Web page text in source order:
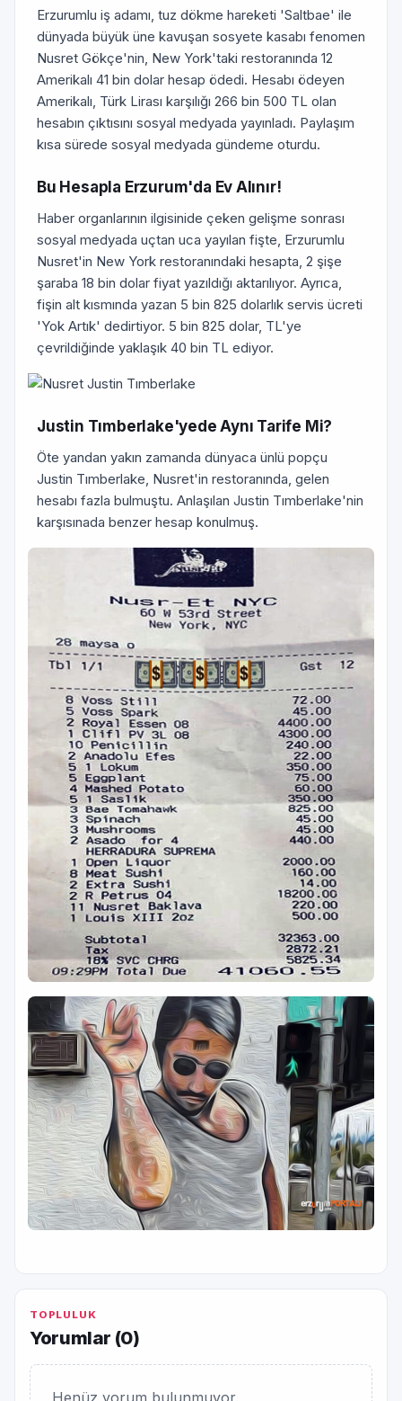
Erzurumlu iş adamı, tuz dökme hareketi 'Saltbae' ile
dünyada büyük üne kavuşan sosyete kasabı fenomen
Nusret Gökçe'nin, New York'taki restoranında 12
Amerikalı 41 bin dolar hesap ödedi. Hesabı ödeyen
Amerikalı, Türk Lirası karşılığı 266 bin 500 TL olan
hesabın çıktısını sosyal medyada yayınladı. Paylaşım
kısa sürede sosyal medyada gündeme oturdu.
Bu Hesapla Erzurum'da Ev Alınır!
Haber organlarının ilgisinide çeken gelişme sonrası
sosyal medyada uçtan uca yayılan fişte, Erzurumlu
Nusret'in New York restoranındaki hesapta, 2 şişe
şaraba 18 bin dolar fiyat yazıldığı aktarılıyor. Ayrıca,
fişin alt kısmında yazan 5 bin 825 dolarlık servis ücreti
'Yok Artık' dedirtiyor. 5 bin 825 dolar, TL'ye
çevrildiğinde yaklaşık 40 bin TL ediyor.
Justin Tımberlake'yede Aynı Tarife Mi?
Öte yandan yakın zamanda dünyaca ünlü popçu
Justin Tımberlake, Nusret'in restoranında, gelen
hesabı fazla bulmuştu. Anlaşılan Justin Tımberlake'nin
karşısınada benzer hesap konulmuş.
TOPLULUK
Yorumlar (0)
Henüz yorum bulunmuyor.